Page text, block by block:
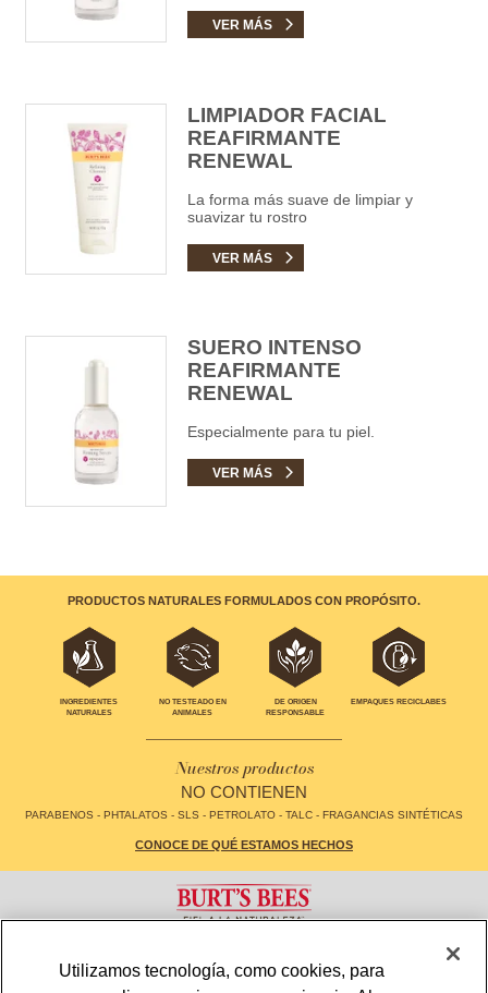
VER MÁS
LIMPIADOR FACIAL
REAFIRMANTE
RENEWAL
La forma más suave de limpiar y
suavizar tu rostro
VER MÁS
SUERO INTENSO
REAFIRMANTE
RENEWAL
Especialmente para tu piel.
VER MÁS
PRODUCTOS NATURALES FORMULADOS CON PROPÓSITO.
INGREDIENTES
NATURALES
NO TESTEADO EN
ANIMALES
DE ORIGEN
RESPONSABLE
EMPAQUES RECICLABES
Nuestros productos
NO CONTIENEN
PARABENOS - PHTALATOS - SLS - PETROLATO - TALC - FRAGANCIAS SINTÉTICAS
CONOCE DE QUÉ ESTAMOS HECHOS
LOCALIZADOR DE TIENDAS
MAPA DE SITIO
Utilizamos tecnología, como cookies, para